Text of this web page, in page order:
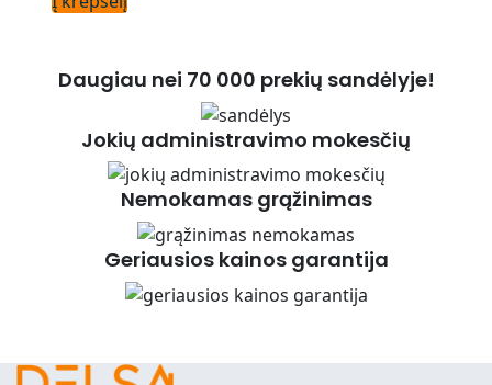
Daugiau nei 70 000 prekių sandėlyje!
Jokių administravimo mokesčių
Nemokamas grąžinimas
Geriausios kainos garantija